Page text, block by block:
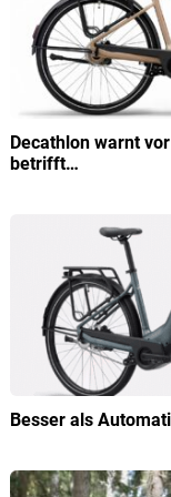
Decathlon warnt
betrifft…
Besser als